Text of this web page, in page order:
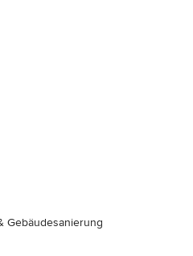
Gebäudesanierung